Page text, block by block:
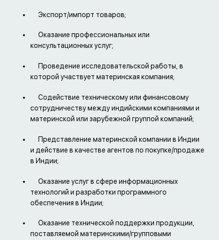
Экспорт/импорт товаров;
Оказание профессиональных или
консультационных услуг;
Проведение исследовательской работы, в
которой участвует материнская компания;
Содействие техническому или финансовому
сотрудничеству между индийскими компаниями и
материнской или зарубежной группой компаний;
Представление материнской компании в Индии
и действие в качестве агентов по покупке/продаже
в Индии;
Оказание услуг в сфере информационных
технологий и разработки программного
обеспечения в Индии;
Оказание технической поддержки продукции,
поставляемой материнскими/групповыми